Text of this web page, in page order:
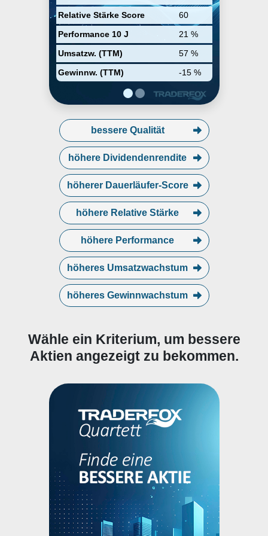
Relative Stärke Score
60
Performance 10 J
21 %
Umsatzw. (TTM)
57 %
Gewinnw. (TTM)
-15 %
bessere Qualität
höhere Dividendenrendite
höherer Dauerläufer-Score
höhere Relative Stärke
höhere Performance
höheres Umsatzwachstum
höheres Gewinnwachstum
Wähle ein Kriterium, um bessere
Aktien angezeigt zu bekommen.